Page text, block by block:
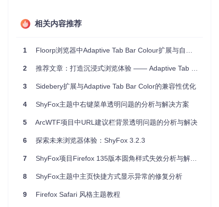
览网页的用户，它能够与多种暗色主题完美搭配，创建出和谐
兼容性强- 能与一些流行的浏览器美化插件协同工作，带
来更佳体验。
- 提醒用户关注浏览器UI与Web UI之间的界限，
确保浏览安全。
尽管存在如"about:devtools-toolbox"页面可能出现的颜色不一
致等已知问题，但开发者正在积极改进，致力于提供更加完美
想要立即体验这种前所未有的浏览器风格吗？只需点击下方按
相关内容推荐
1 Floorp浏览器中Adaptive Tab Bar Colour扩展与自定义主题的兼容性问题分析
2 推荐文章：打造沉浸式浏览体验 —— Adaptive Tab Bar Colour 插件评测
3 Sidebery扩展与Adaptive Tab Bar Color的兼容性优化
4 ShyFox主题中右键菜单透明问题的分析与解决方案
5 ArcWTF项目中URL建议栏背景透明问题的分析与解决
6 探索未来浏览器体验：ShyFox 3.2.3
7 ShyFox项目Firefox 135版本圆角样式失效分析与解决方案
8 ShyFox主题中主页快捷方式显示异常的修复分析
9 Firefox Safari 风格主题教程